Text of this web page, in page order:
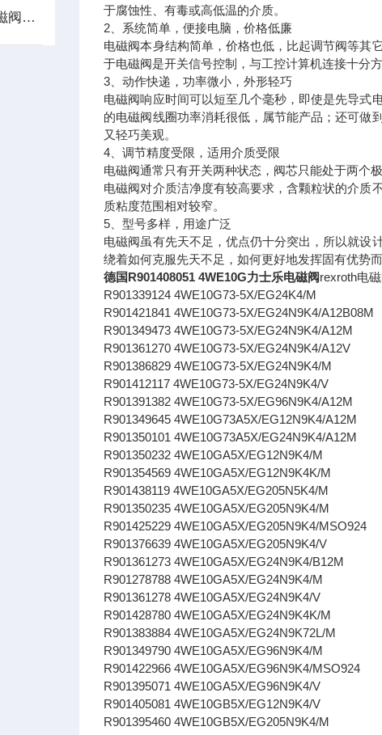
REXROTH力士乐电磁阀和电动阀有什么区别
于腐蚀性、有毒或高低温的介质。
2、系统简单，便接电脑，价格低廉
电磁阀本身结构简单，价格也低，比起调节阀等其
于电磁阀是开关信号控制，与工控计算机连接十分
3、动作快递，功率微小，外形轻巧
电磁阀响应时间可以短至几个毫秒，即使是先导式
的电磁阀线圈功率消耗很低，属节能产品；还可做
又轻巧美观。
4、调节精度受限，适用介质受限
电磁阀通常只有开关两种状态，阀芯只能处于两个
电磁阀对介质洁净度有较高要求，含颗粒状的介质
质粘度范围相对较窄。
5、型号多样，用途广泛
电磁阀虽有先天不足，优点仍十分突出，所以就设
绕着如何克服先天不足，如何更好地发挥固有优势而
德国R901408051 4WE10G力士乐电磁阀rexroth电
R901339124 4WE10G73-5X/EG24K4/M
R901421841 4WE10G73-5X/EG24N9K4/A12B08M
R901349473 4WE10G73-5X/EG24N9K4/A12M
R901361270 4WE10G73-5X/EG24N9K4/A12V
R901386829 4WE10G73-5X/EG24N9K4/M
R901412117 4WE10G73-5X/EG24N9K4/V
R901391382 4WE10G73-5X/EG96N9K4/A12M
R901349645 4WE10G73A5X/EG12N9K4/A12M
R901350101 4WE10G73A5X/EG24N9K4/A12M
R901350232 4WE10GA5X/EG12N9K4/M
R901354569 4WE10GA5X/EG12N9K4K/M
R901438119 4WE10GA5X/EG205N5K4/M
R901350235 4WE10GA5X/EG205N9K4/M
R901425229 4WE10GA5X/EG205N9K4/MSO924
R901376639 4WE10GA5X/EG205N9K4/V
R901361273 4WE10GA5X/EG24N9K4/B12M
R901278788 4WE10GA5X/EG24N9K4/M
R901361278 4WE10GA5X/EG24N9K4/V
R901428780 4WE10GA5X/EG24N9K4K/M
R901383884 4WE10GA5X/EG24N9K72L/M
R901349790 4WE10GA5X/EG96N9K4/M
R901422966 4WE10GA5X/EG96N9K4/MSO924
R901395071 4WE10GA5X/EG96N9K4/V
R901405081 4WE10GB5X/EG12N9K4/V
R901395460 4WE10GB5X/EG205N9K4/M